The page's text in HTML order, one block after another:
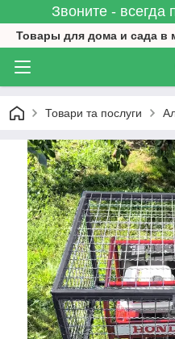
Звоните -
Товары для дома и сада в
Товари та послуги